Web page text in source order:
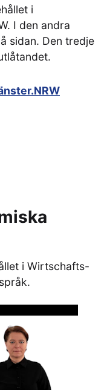
i
I den andra
sidan. Den tredje
i Wirtschafts-